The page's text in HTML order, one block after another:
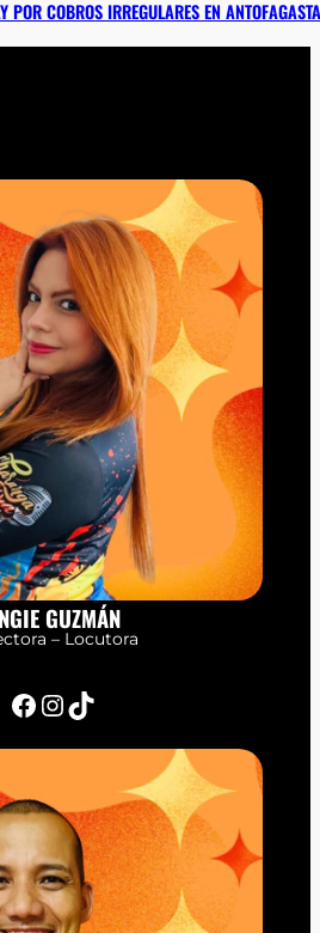
POR COBROS IRREGULARES EN
GUZMÁN
– Locutora
Facebook InstagramTikTok